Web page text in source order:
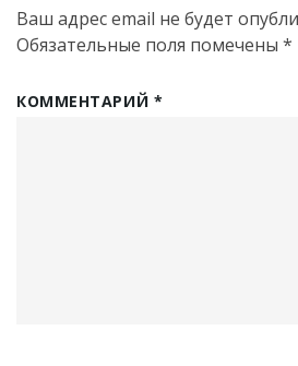
Ваш адрес email не будет
Обязательные поля помечены *
КОММЕНТАРИЙ *